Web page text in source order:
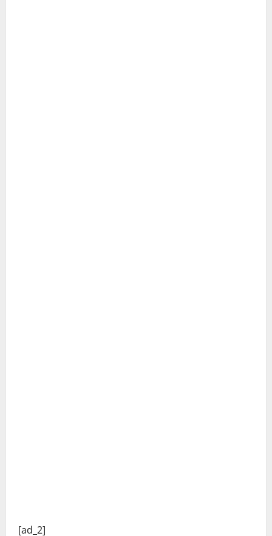
o
[ad_2]